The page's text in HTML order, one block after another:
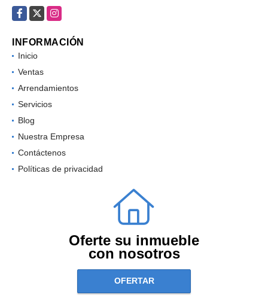
Facebook
X Instagram
INFORMACIÓN
Inicio
Ventas
Arrendamientos
Servicios
Blog
Nuestra Empresa
Contáctenos
Políticas de privacidad
Oferte su inmueble
con nosotros
OFERTAR